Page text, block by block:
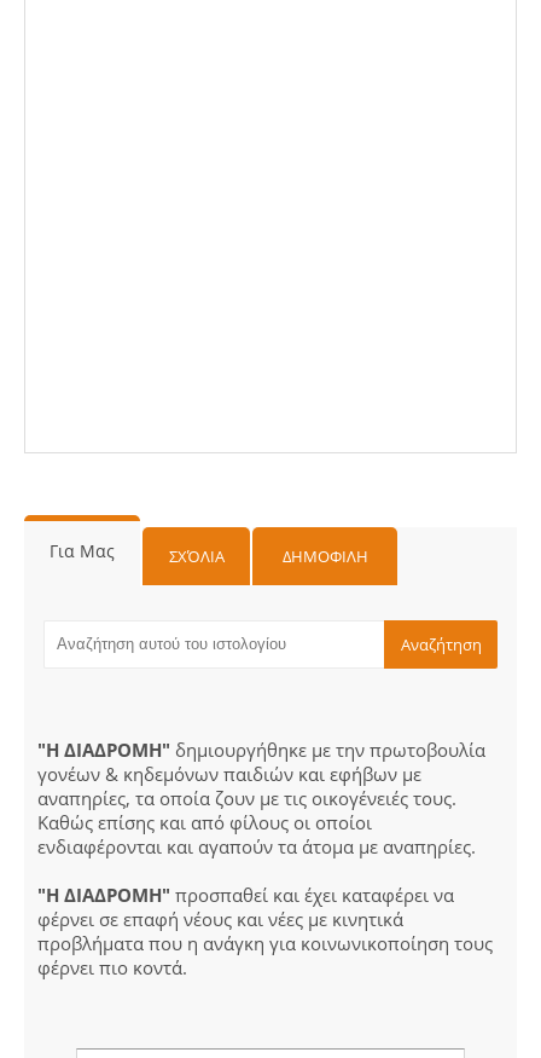
Για Μας ΣΧΌΛΙΑ ΔΗΜΟΦΙΛΗ
"Η ΔΙΑΔΡΟΜΗ" δημιουργήθηκε με την πρωτοβουλία
γονέων & κηδεμόνων παιδιών και εφήβων με
αναπηρίες, τα οποία ζουν με τις οικογένειές τους.
Καθώς επίσης και από φίλους οι οποίοι
ενδιαφέρονται και αγαπούν τα άτομα με αναπηρίες.
"Η ΔΙΑΔΡΟΜΗ" προσπαθεί και έχει καταφέρει να
φέρνει σε επαφή νέους και νέες με κινητικά
προβλήματα που η ανάγκη για κοινωνικοποίηση τους
φέρνει πιο κοντά.